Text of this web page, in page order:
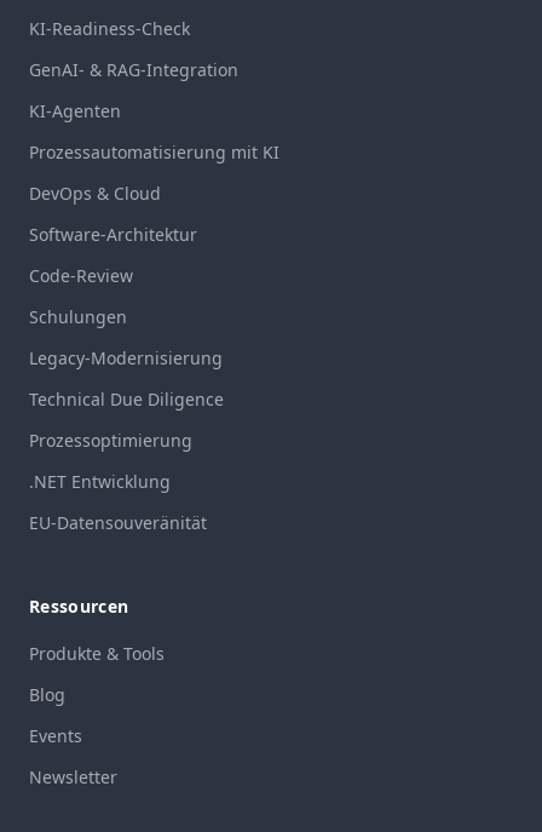
KI-Readiness-Check
GenAI- & RAG-Integration
KI-Agenten
Prozessautomatisierung mit KI
DevOps & Cloud
Software-Architektur
Code-Review
Schulungen
Legacy-Modernisierung
Technical Due Diligence
Prozessoptimierung
.NET Entwicklung
EU-Datensouveränität
Ressourcen
Produkte & Tools
Blog
Events
Newsletter